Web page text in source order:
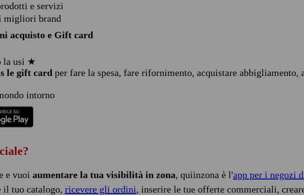
e servizi
migliori brand
acquisto e Gift card
la usi ★
le gift card per fare la spesa, fare rifornimento, acquistare abbigliamento,
intorno
e vuoi aumentare la tua visibilità in zona, quiinzona è l'app per i negozi
il tuo catalogo, ricevere gli ordini, inserire le tue offerte commerciali,